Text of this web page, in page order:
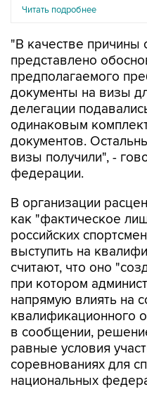
Читать подробнее
"В качестве причины
представлено
предполагаемого
документы на визы
делегации
одинаковым
документов.
визы получили", -
федерации.
В организации
как "фактическое
российских
выступить на
считают, что оно
при котором
напрямую влиять на
квалификационного
в сообщении,
равные условия
соревнованиях для
национальных